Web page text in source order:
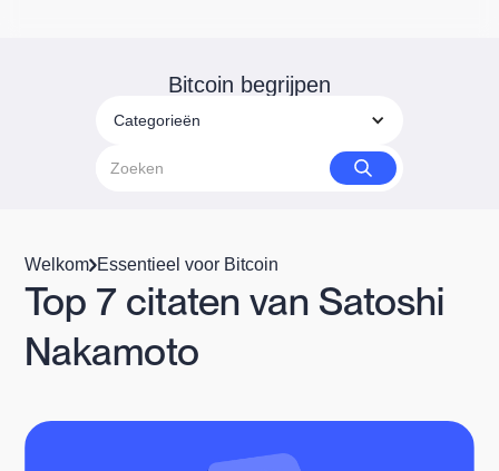
Bitcoin begrijpen
Categorieën
Welkom Essentieel voor Bitcoin
Top 7 citaten van Satoshi
Nakamoto